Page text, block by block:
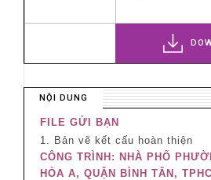
NỘI DUNG
FILE GỬI BẠN
1. Bản vẽ kết cấu hoàn thiện
CÔNG TRÌNH: NHÀ PHỐ
HÒA A, QUẬN BÌNH TÂN,